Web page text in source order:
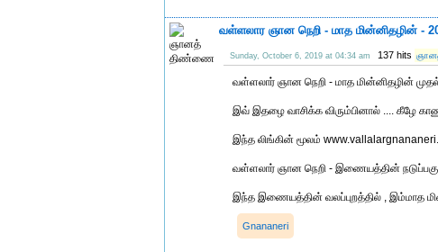
வள்ளலார ஞான நெறி - மாத மின்னிதழின் -
Sunday, October 6, 2019 at 04:34 am 137 hits
வள்ளலார் ஞான நெறி - மாத மின்னிதழின்
இவ் இதழை வாசிக்க விரும்பினால் .... கீழே
இந்த லிங்கின் மூலம்
வள்ளலார் ஞான நெறி - இணையத்தின்
இந்த இணையத்தின் வலப்புறத்தில் , இம்மாத
Gnananeri